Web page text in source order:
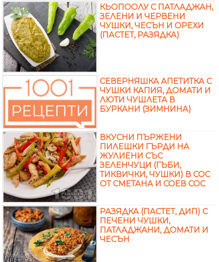
КЬОПООЛУ С ПАТЛАДЖАН,
ЗЕЛЕНИ И ЧЕРВЕНИ
ЧУШКИ, ЧЕСЪН И ОРЕХИ
(ПАСТЕТ, РАЗЯДКА)
СЕВЕРНЯШКА АПЕТИТКА С
ЧУШКИ КАПИЯ, ДОМАТИ И
ЛЮТИ ЧУШЛЕТА В
БУРКАНИ (ЗИМНИНА)
ВКУСНИ ПЪРЖЕНИ
ПИЛЕШКИ ГЪРДИ НА
ЖУЛИЕНИ СЪС
ЗЕЛЕНЧУЦИ (ГЪБИ,
ТИКВИЧКИ, ЧУШКИ) В СОС
ОТ СМЕТАНА И СОЕВ СОС
РАЗЯДКА (ПАСТЕТ, ДИП) С
ПЕЧЕНИ ЧУШКИ,
ПАТЛАДЖАНИ, ДОМАТИ И
ЧЕСЪН